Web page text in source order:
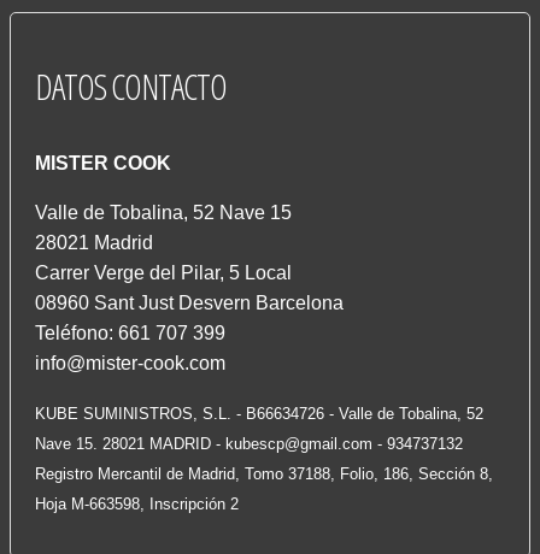
DATOSCONTACTO
MISTER COOK
Valle de Tobalina, 52 Nave 15
28021 Madrid
Carrer Verge del Pilar, 5 Local
08960 Sant Just Desvern Barcelona
Teléfono: 661 707 399
info@mister-cook.com
KUBE SUMINISTROS, S.L. - B66634726 - Valle de Tobalina, 52
Nave 15. 28021 MADRID - kubescp@gmail.com - 934737132
Registro Mercantil de Madrid, Tomo 37188, Folio, 186, Sección 8,
Hoja M-663598, Inscripción 2